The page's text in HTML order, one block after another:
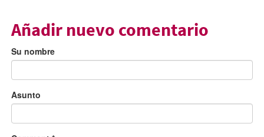
Añadir nuevo comentario
Su nombre
Asunto